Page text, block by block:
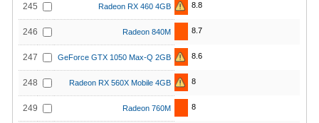
245 Radeon RX 460 4GB 8.8
246 Radeon 840M 8.7
247 GeForce GTX 1050 Max-Q 2GB 8.6
248 Radeon RX 560X Mobile 4GB 8
249 Radeon 760M 8